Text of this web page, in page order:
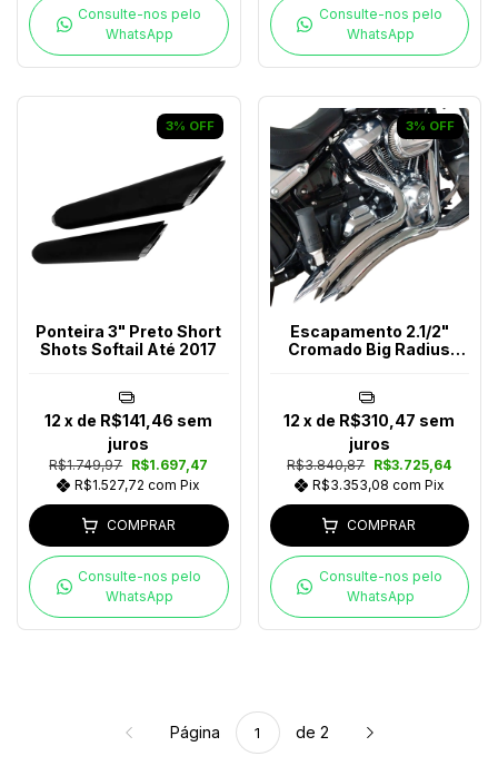
Consulte-nos pelo
WhatsApp
Consulte-nos pelo
WhatsApp
3% OFF
Ponteira 3" Preto Short
Shots Softail Até 2017
R$1.749,97 R$1.697,47
R$1.527,72com Pix
12 x de R$141,46 sem
juros
COMPRAR
Consulte-nos pelo
WhatsApp
3% OFF
Escapamento 2.1/2"
Cromado Big Radius
R$3.840,87 R$3.725,64
R$3.353,08 com Pix
12 x de R$310,47 sem
juros
COMPRAR
Consulte-nos pelo
WhatsApp
Página de 2